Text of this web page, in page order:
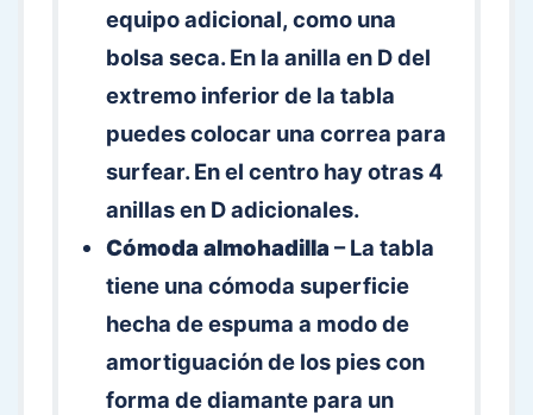
equipo adicional, como una
bolsa seca. En la anilla en D del
extremo inferior de la tabla
puedes colocar una correa para
surfear. En el centro hay otras 4
anillas en D adicionales.
Cómoda almohadilla – La tabla
tiene una cómoda superficie
hecha de espuma a modo de
amortiguación de los pies con
forma de diamante para un